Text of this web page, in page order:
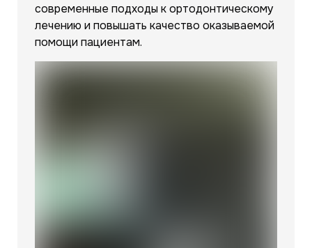
современные подходы к ортодонтическому
лечению и повышать качество оказываемой
помощи пациентам.